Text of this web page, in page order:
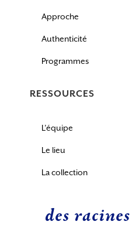
Approche
Authenticité
Programmes
RESSOURCES
L’équipe
Le lieu
La collection
des